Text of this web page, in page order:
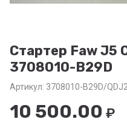
Стартер Faw J5
3708010-B29D
Артикул: 3708010-B29D/
10 500.00 ₽